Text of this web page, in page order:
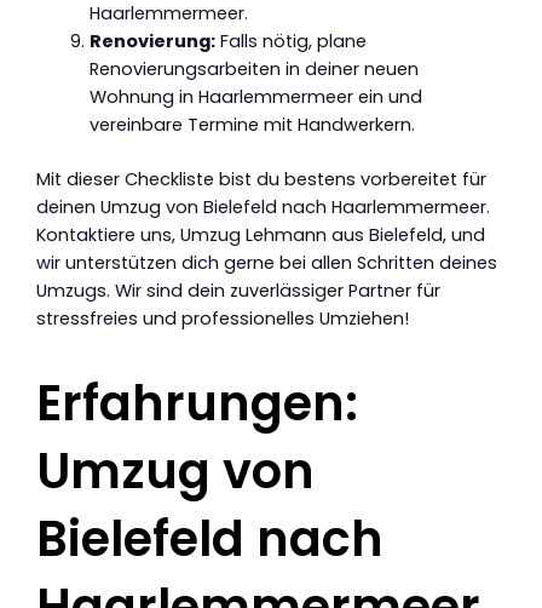
Haarlemmermeer.
Renovierung:Falls nötig, plane
Renovierungsarbeiten in deiner neuen
Wohnung in Haarlemmermeer ein und
vereinbare Termine mit Handwerkern.
Mit dieser Checkliste bist du bestens vorbereitet für
deinen Umzug von Bielefeld nach Haarlemmermeer.
Kontaktiere uns, Umzug Lehmann aus Bielefeld, und
wir unterstützen dich gerne bei allen Schritten deines
Umzugs. Wir sind dein zuverlässiger Partner für
stressfreies und professionelles Umziehen!
Erfahrungen:
Umzug von
Bielefeld nach